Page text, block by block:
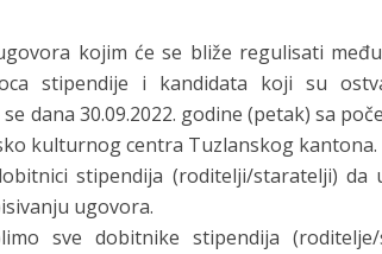
kojim će se bliže regulisati
stipendije i kandidata koji su
dana 30.09.2022. godine (petak) sa
kulturnog centra Tuzlanskog kantona.
stipendija (roditelji/staratelji) da
ugovora.
sve dobitnike stipendija